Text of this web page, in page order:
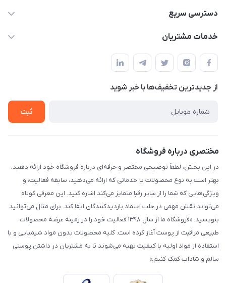
09332394024-09120346631
دسترسی سریع
حساب کاربری
لیست محصولات
درباره ما
خدمات مشتریان
قوانین و مقررات
حریم خصوصی
راهنما
از جدید‌ترین تخفیف‌ها با‌ خبر شوید
ثبت
مختصری درباره فروشگاه
در این بخش، لطفاً توضیحی مختصر و حرفه‌ای درباره فروشگاه خود ارائه دهید.
بهتر است به نوع محصولات یا خدماتی که ارائه می‌دهید، سابقه فعالیت، و
ویژگی‌هایی که شما را از سایر رقبا متمایز می‌کند اشاره کنید. این معرفی کوتاه
می‌تواند نقش مهمی در جلب اعتماد بازدیدکنندگان ایفا کند. برای مثال می‌توانید
بنویسید: «فروشگاه ما از سال ۱۳۹۸ فعالیت خود را در زمینه عرضه محصولات
طبیعی مراقبت از پوست آغاز کرده است. کلیه محصولات بدون مواد شیمیایی و با
استفاده از مواد اولیه با کیفیت تهیه می‌شوند تا به مشتریان در داشتن پوستی
سالم و شاداب کمک کنیم.»